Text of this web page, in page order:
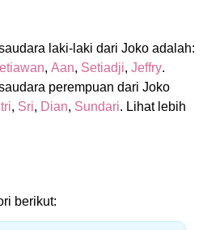
laki-laki dari Joko adalah:
, Aan, Setiadji, Jeffry.
perempuan dari Joko
, Sri, Dian, Sundari. Lihat lebih
berikut: